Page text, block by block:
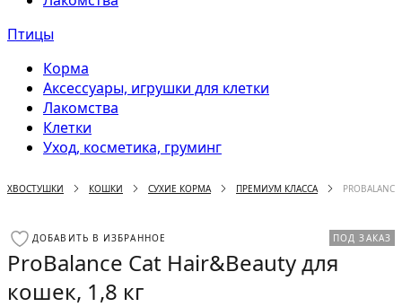
Птицы
Корма
Аксессуары, игрушки для клетки
Лакомства
Клетки
Уход, косметика, груминг
ХВОСТУШКИ КОШКИ СУХИЕ КОРМА ПРЕМИУМ КЛАССА
ДОБАВИТЬ В ИЗБРАННОЕ ПОД ЗАКАЗ
ProBalance Cat Hair&Beauty для
кошек, 1,8 кг